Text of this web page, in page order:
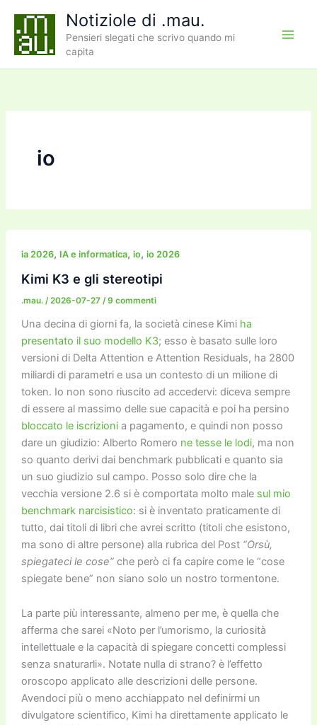
contenuto
Notiziole di .mau.
Pensieri slegati che scrivo quando mi
capita
io
ia 2026, IA e informatica, io, io 2026
Kimi K3 e gli stereotipi
.mau. /2026-07-27 /9 commenti
Una decina di giorni fa, la società cinese Kimi ha
presentato il suo modello K3; esso è basato sulle loro
versioni di Delta Attention e Attention Residuals, ha 2800
miliardi di parametri e usa un contesto di un milione di
token. Io non sono riuscito ad accedervi: diceva sempre
di essere al massimo delle sue capacità e poi ha persino
bloccato le iscrizionia pagamento, e quindi non posso
dare un giudizio: Alberto Romero ne tesse le lodi, ma non
so quanto derivi dai benchmark pubblicati e quanto sia
un suo giudizio sul campo. Posso solo dire che la
vecchia versione 2.6 si è comportata molto male sul mio
benchmark narcisistico: si è inventato praticamente di
tutto, dai titoli di libri che avrei scritto (titoli che esistono,
ma sono di altre persone) alla rubrica del Post “Orsù,
spiegateci le cose” che però ci fa capire come le “cose
spiegate bene” non siano solo un nostro tormentone.
La parte più interessante, almeno per me, è quella che
afferma che sarei «Noto per l’umorismo, la curiosità
intellettuale e la capacità di spiegare concetti complessi
senza snaturarli». Notate nulla di strano? è l’effetto
oroscopo applicato alle descrizioni delle persone.
Avendoci più o meno acchiappato nel definirmi un
divulgatore scientifico, Kimi ha direttamente applicato le